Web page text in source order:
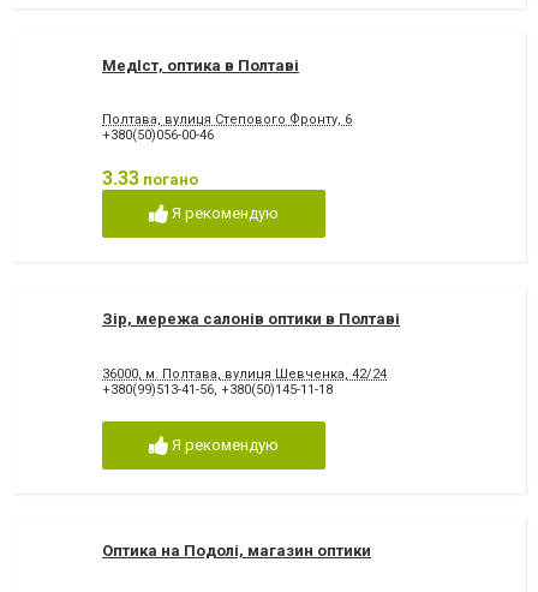
МедІст, оптика в Полтаві
Полтава, вулиця Степового Фронту, 6
+380(50)056-00-46
3.33 погано
Я рекомендую
Зір, мережа салонів оптики в Полтаві
36000, м. Полтава, вулиця Шевченка, 42/24
+380(99)513-41-56, +380(50)145-11-18
Я рекомендую
Оптика на Подолі, магазин оптики